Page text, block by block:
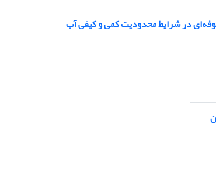
در شرایط محدودیت کمی و کیفی آب